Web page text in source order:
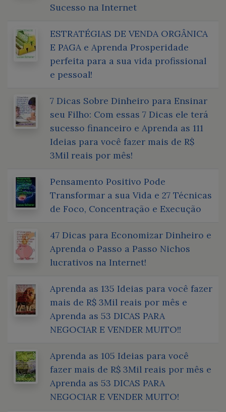
Sucesso na Internet
ESTRATÉGIAS DE VENDA ORGÂNICA
E PAGA e Aprenda Prosperidade
perfeita para a sua vida profissional
e pessoal!
7 Dicas Sobre Dinheiro para Ensinar
seu Filho: Com essas 7 Dicas ele terá
sucesso financeiro e Aprenda as 111
Ideias para você fazer mais de R$
3Mil reais por mês!
Pensamento Positivo Pode
Transformar a sua Vida e 27 Técnicas
de Foco, Concentração e Execução
47 Dicas para Economizar Dinheiro e
Aprenda o Passo a Passo Nichos
lucrativos na Internet!
Aprenda as 135 Ideias para você fazer
mais de R$ 3Mil reais por mês e
Aprenda as 53 DICAS PARA
NEGOCIAR E VENDER MUITO!!
Aprenda as 105 Ideias para você
fazer mais de R$ 3Mil reais por mês e
Aprenda as 53 DICAS PARA
NEGOCIAR E VENDER MUITO!